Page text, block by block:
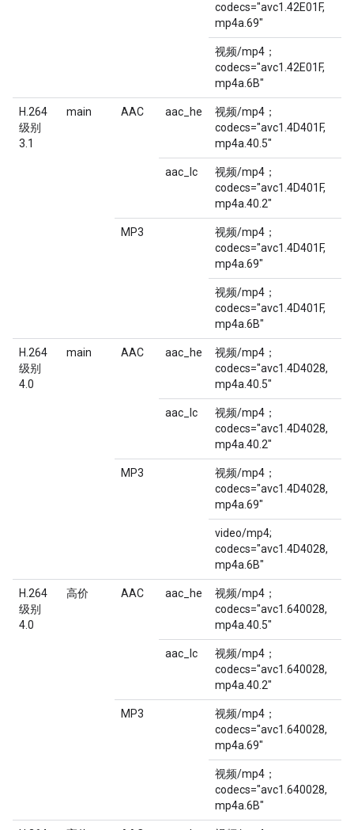
codecs="avc1.42E01F,
mp4a.69"
视频/mp4；
codecs="avc1.42E01F,
mp4a.6B"
H.264
级别
3.1
main AAC aac_he
视频/mp4；
codecs="avc1.4D401F,
mp4a.40.5"
aac_lc
视频/mp4；
codecs="avc1.4D401F,
mp4a.40.2"
MP3
视频/mp4；
codecs="avc1.4D401F,
mp4a.69"
视频/mp4；
codecs="avc1.4D401F,
mp4a.6B"
H.264
级别
4.0
main AAC aac_he
视频/mp4；
codecs="avc1.4D4028,
mp4a.40.5"
aac_lc
视频/mp4；
codecs="avc1.4D4028,
mp4a.40.2"
MP3
视频/mp4；
codecs="avc1.4D4028,
mp4a.69"
video/mp4;
codecs="avc1.4D4028,
mp4a.6B"
H.264
级别
4.0
高价 AAC aac_he
视频/mp4；
codecs="avc1.640028,
mp4a.40.5"
aac_lc
视频/mp4；
codecs="avc1.640028,
mp4a.40.2"
MP3
视频/mp4；
codecs="avc1.640028,
mp4a.69"
视频/mp4；
codecs="avc1.640028,
mp4a.6B"